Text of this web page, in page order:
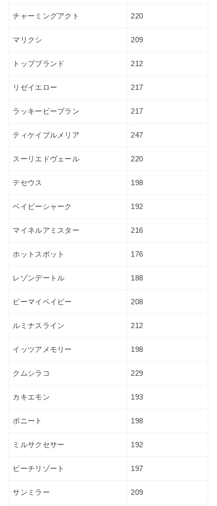
チャーミングアクト 220
マリクシ 209
トップブランド 212
リゼイエロー 217
ラッキービープラン 217
ティケイプルメリア 247
スーリエドヴェール 220
テセウス 198
ベイビーシャーク 192
マイネルアミスター 216
ホットスポット 176
レゾンデートル 188
ビーマイベイビー 208
ルミナスライン 212
イッツアメモリー 198
クムシラコ 229
カキエモン 193
ボニート 198
ミルサクセサー 192
ビーチリゾート 197
サンミラー 209